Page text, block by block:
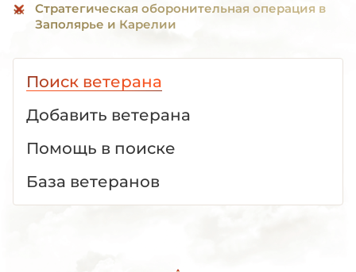
Стратегическая оборонительная операция в
Заполярье и Карелии
Поиск ветерана
Добавить ветерана
Помощь в поиске
База ветеранов